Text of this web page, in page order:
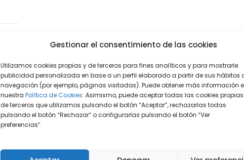
Gestionar el consentimiento de las cookies
Utilizamos cookies propias y de terceros para fines analíticos y para mostrarle
publicidad personalizada en base a un perfil elaborado a partir de sus hábitos
navegación (por ejemplo, páginas visitadas). Puede obtener más información
nuestra Política de Cookies. Asimismo, puede aceptar todas las cookies
de terceros que utilizamos pulsando el botón “Aceptar”, rechazarlas todas
pulsando el botón “Rechazar” o configurarlas pulsando el botón “Ver
preferencias”.